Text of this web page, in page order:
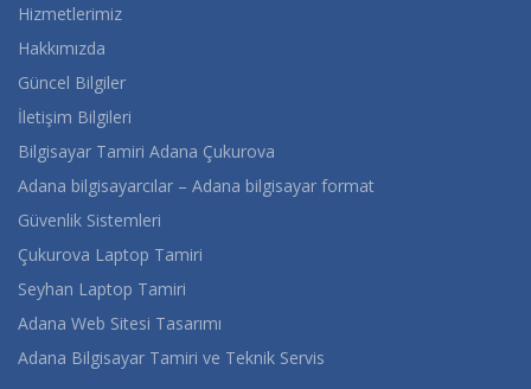
Hizmetlerimiz
Hakkımızda
Güncel Bilgiler
İletişim Bilgileri
Bilgisayar Tamiri Adana Çukurova
Adana bilgisayarcılar – Adana bilgisayar format
Güvenlik Sistemleri
Çukurova Laptop Tamiri
Seyhan Laptop Tamiri
Adana Web Sitesi Tasarımı
Adana Bilgisayar Tamiri ve Teknik Servis